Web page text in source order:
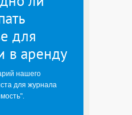
для
в аренду
нашего
для журнала